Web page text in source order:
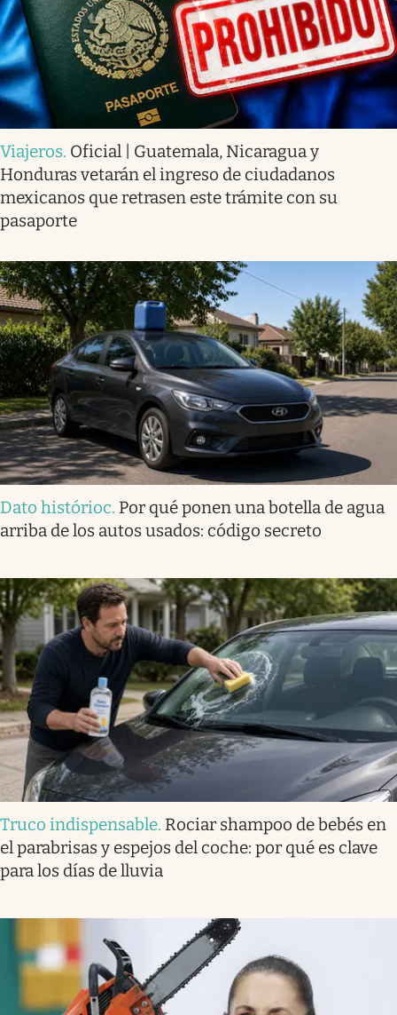
Viajeros. Oficial | Guatemala, Nicaragua y
Honduras vetarán el ingreso de ciudadanos
mexicanos que retrasen este trámite con su
pasaporte
Dato histórioc. Por qué ponen una botella de agua
arriba de los autos usados: código secreto
Truco indispensable. Rociar shampoo de bebés en
el parabrisas y espejos del coche: por qué es clave
para los días de lluvia